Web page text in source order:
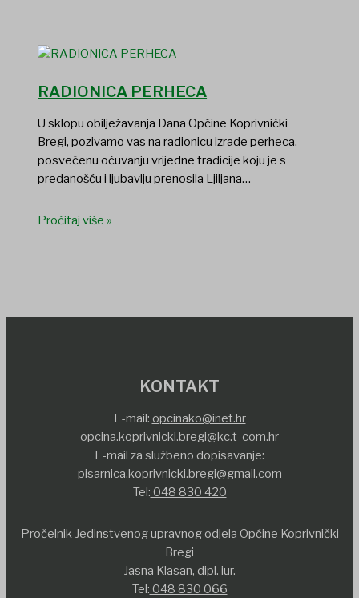
RADIONICA PERHECA
U sklopu obilježavanja Dana Općine Koprivnički
Bregi, pozivamo vas na radionicu izrade perheca,
posvećenu očuvanju vrijedne tradicije koju je s
predanošću i ljubavlju prenosila Ljiljana…
Pročitaj više »
KONTAKT
E-mail: opcinako@inet.hr
opcina.koprivnicki.bregi@kc.t-com.hr
E-mail za službeno dopisavanje:
pisarnica.koprivnicki.bregi@gmail.com
Tel: 048 830 420
Pročelnik Jedinstvenog upravnog odjela Općine Koprivnički
Bregi
Jasna Klasan, dipl. iur.
Tel: 048 830 066